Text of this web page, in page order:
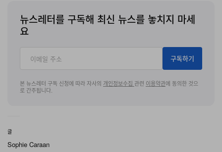
해, 세 장 모두에 동일한 그래픽을 일괄적으로 더하는 대신
소재와 가공의 변주를 통해 협업의 콘셉트를 설계했다.
구성은 베이스 원단에서 시작해 바깥으로 확장된다. 첫 단
계는 open-end jersey로, 가공 전부터 탄탄하고 드라이한
터치감으로 실루엣에 구조감을 부여하는 원단이다. 여기에
다. 이후 페이딩과 그라인딩 공정을 거치며, 새 옷 특유의
평평하고 균일한 표면이 아닌, 오랜 시간 착용해온 듯한 깊
뉴스레터를 구독해 최신 뉴스를 놓치지 마세
요
구독하기
본 뉴스레터 구독 신청에 따라 자사의 개인정보수집 관련 이용약관에 동의한 것으
로 간주됩니다.
글
Sophie Caraan